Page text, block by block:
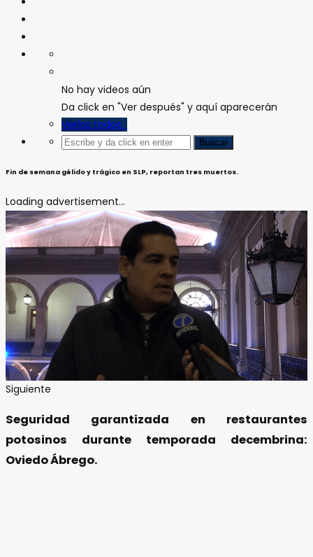
No hay videos aún
Da click en "Ver después" y aquí aparecerán
Verlos todos
Fin de semana gélido y trágico en SLP, reportan tres muertos.
Loading advertisement...
Siguiente
Seguridad garantizada en restaurantes
potosinos durante temporada decembrina:
Oviedo Ábrego.